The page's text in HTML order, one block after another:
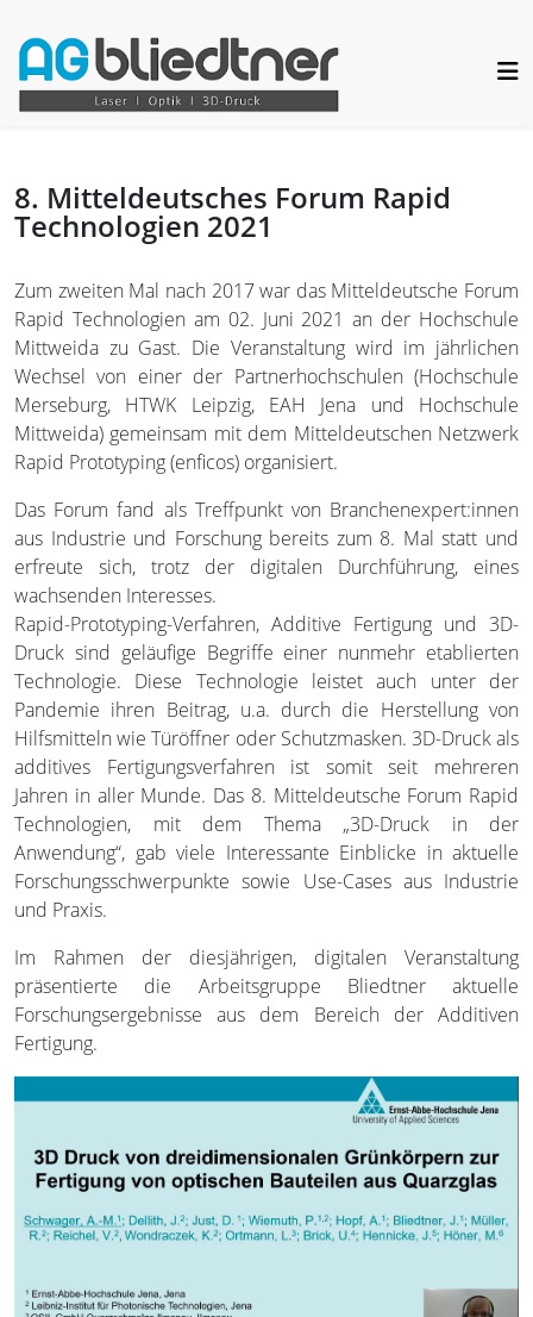
8. Mitteldeutsches Forum Rapid
Technologien 2021
Zum zweiten Mal nach 2017 war das Mitteldeutsche Forum
Rapid Technologien am 02. Juni 2021 an der Hochschule
Mittweida zu Gast. Die Veranstaltung wird im jährlichen
Wechsel von einer der Partnerhochschulen (Hochschule
Merseburg, HTWK Leipzig, EAH Jena und Hochschule
Mittweida) gemeinsam mit dem Mitteldeutschen Netzwerk
Rapid Prototyping (enficos) organisiert.
Das Forum fand als Treffpunkt von Branchenexpert:innen
aus Industrie und Forschung bereits zum 8. Mal statt und
erfreute sich, trotz der digitalen Durchführung, eines
wachsenden Interesses.
Rapid-Prototyping-Verfahren, Additive Fertigung und 3D-
Druck sind geläufige Begriffe einer nunmehr etablierten
Technologie. Diese Technologie leistet auch unter der
Pandemie ihren Beitrag, u.a. durch die Herstellung von
Hilfsmitteln wie Türöffner oder Schutzmasken. 3D-Druck als
additives Fertigungsverfahren ist somit seit mehreren
Jahren in aller Munde. Das 8. Mitteldeutsche Forum Rapid
Technologien, mit dem Thema „3D-Druck in der
Anwendung“, gab viele Interessante Einblicke in aktuelle
Forschungsschwerpunkte sowie Use-Cases aus Industrie
und Praxis.
Im Rahmen der diesjährigen, digitalen Veranstaltung
präsentierte die Arbeitsgruppe Bliedtner aktuelle
Forschungsergebnisse aus dem Bereich der Additiven
Fertigung.